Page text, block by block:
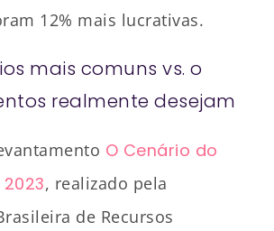
12% mais lucrativas.
mais comuns vs. o
realmente desejam
O Cenário do
, realizado pela
de Recursos